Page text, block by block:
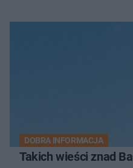
DOBRA INFORMACJA
Takich wieści znad